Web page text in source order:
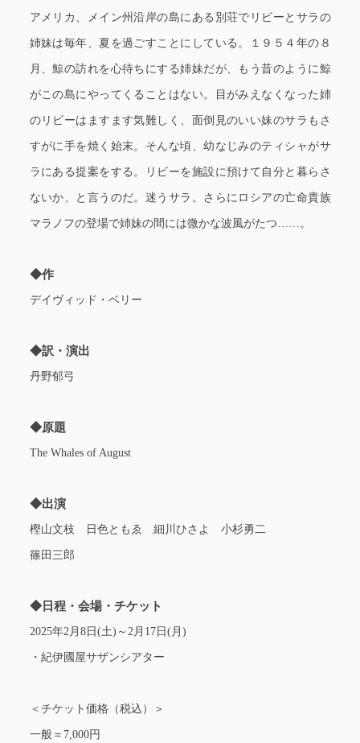
アメリカ、メイン州沿岸の島にある別荘でリビーとサラの
姉妹は毎年、夏を過ごすことにしている。１９５４年の８
月、鯨の訪れを心待ちにする姉妹だが、もう昔のように鯨
がこの島にやってくることはない。目がみえなくなった姉
のリビーはますます気難しく、面倒見のいい妹のサラもさ
すがに手を焼く始末。そんな頃、幼なじみのティシャがサ
ラにある提案をする。リビーを施設に預けて自分と暮らさ
ないか、と言うのだ。迷うサラ。さらにロシアの亡命貴族
マラノフの登場で姉妹の間には微かな波風がたつ……。
◆作
デイヴィッド・ベリー
◆訳・演出
丹野郁弓
◆原題
The Whales of August
◆出演
樫山文枝 日色ともゑ 細川ひさよ 小杉勇二
篠田三郎
◆日程・会場・チケット
2025年2月8日(土)～2月17日(月)
・紀伊國屋サザンシアター
＜チケット価格（税込）＞
一般＝7,000円